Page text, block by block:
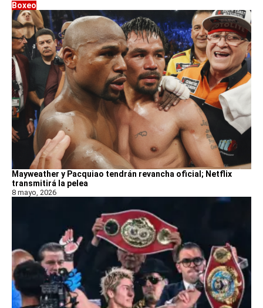
Boxeo
Mayweather y Pacquiao tendrán revancha oficial; Netflix
transmitirá la pelea
8 mayo, 2026